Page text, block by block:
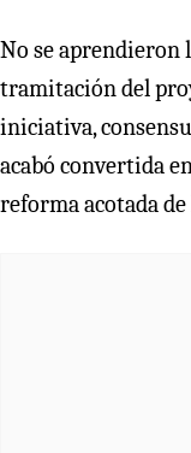
No se aprendieron
tramitación del
iniciativa,
acabó convertida
reforma acotada